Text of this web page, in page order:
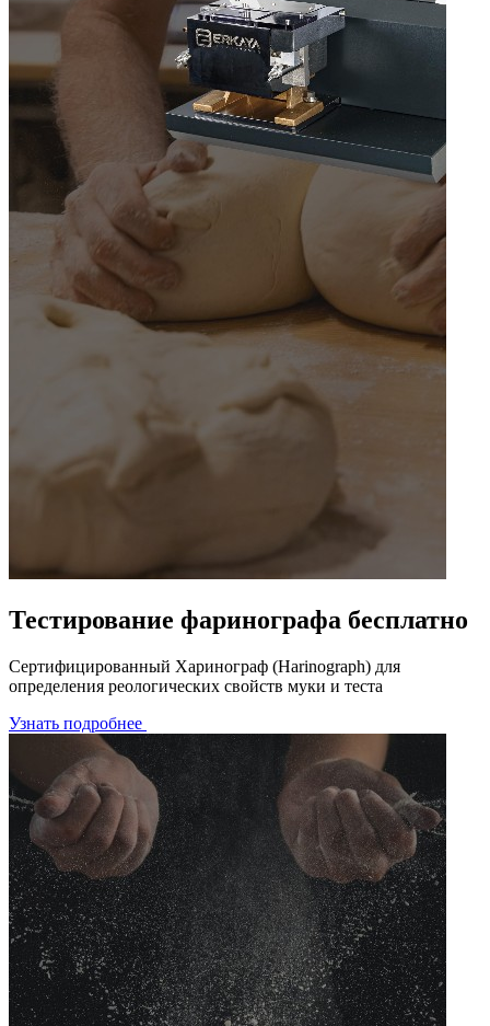
Тестирование фаринографа бесплатно
Сертифицированный Харинограф (Harinograph) для
определения реологических свойств муки и теста
Узнать подробнее